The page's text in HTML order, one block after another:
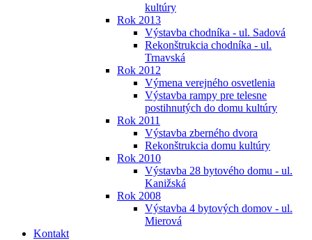
kultúry
Rok 2013
Výstavba chodníka - ul. Sadová
Rekonštrukcia chodníka - ul.
Trnavská
Rok 2012
Výmena verejného osvetlenia
Výstavba rampy pre telesne
postihnutých do domu kultúry
Rok 2011
Výstavba zberného dvora
Rekonštrukcia domu kultúry
Rok 2010
Výstavba 28 bytového domu - ul.
Kanižská
Rok 2008
Výstavba 4 bytových domov - ul.
Mierová
Kontakt